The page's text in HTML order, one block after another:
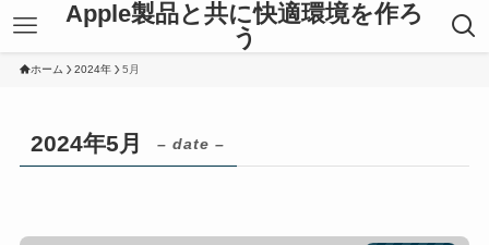
Apple製品と共に快適環境を作ろ
う
ホーム 2024年 5月
2024年5月 – date –